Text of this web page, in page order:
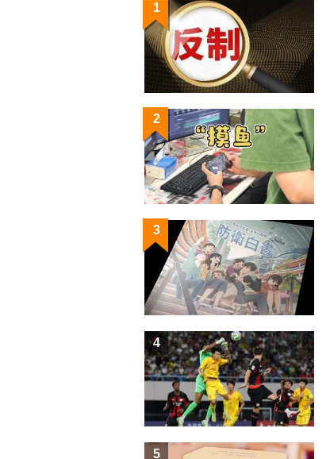
1
2
3
4
5